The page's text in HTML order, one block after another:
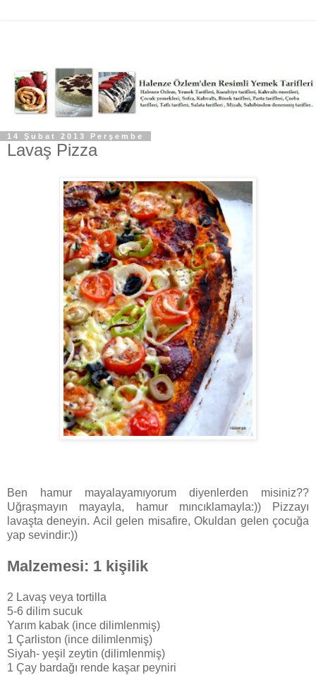
14 Şubat 2013 Perşembe
Lavaş Pizza
Ben hamur mayalayamıyorum diyenlerden misiniz??
Uğraşmayın mayayla, hamur mıncıklamayla:)) Pizzayı
lavaşta deneyin. Acil gelen misafire, Okuldan gelen çocuğa
yap sevindir:))
Malzemesi: 1 kişilik
2 Lavaş veya tortilla
5-6 dilim sucuk
Yarım kabak (ince dilimlenmiş)
1 Çarliston (ince dilimlenmiş)
Siyah- yeşil zeytin (dilimlenmiş)
1 Çay bardağı rende kaşar peyniri